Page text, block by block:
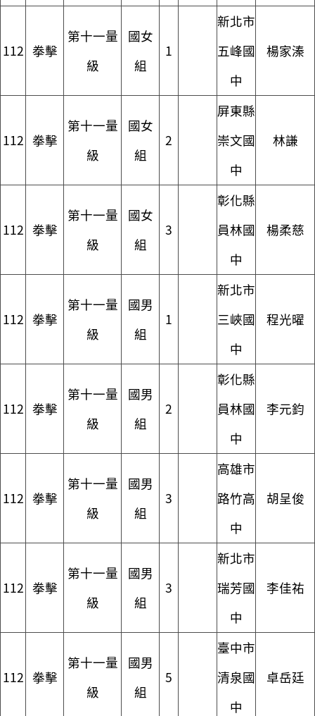
112 拳擊
第十一量
級
國女
組
1
新北市
五峰國
中
楊家溱
112 拳擊
第十一量
級
國女
組
2
屏東縣
崇文國
中
林謙
112 拳擊
第十一量
級
國女
組
3
彰化縣
員林國
中
楊柔慈
112 拳擊
第十一量
級
國男
組
1
新北市
三峽國
中
程光曜
112 拳擊
第十一量
級
國男
組
2
彰化縣
員林國
中
李元鈞
112 拳擊
第十一量
級
國男
組
3
高雄市
路竹高
中
胡呈俊
112 拳擊
第十一量
級
國男
組
3
新北市
瑞芳國
中
李佳祐
112 拳擊
第十一量
級
國男
組
5
臺中市
清泉國
中
卓岳廷